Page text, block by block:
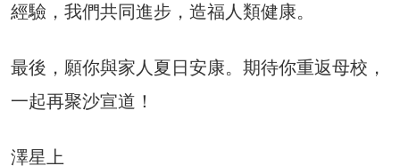
經驗，我們共同進步，造福人類健康。
最後，願你與家人夏日安康。期待你重返母校，
一起再聚沙宣道！
澤星上